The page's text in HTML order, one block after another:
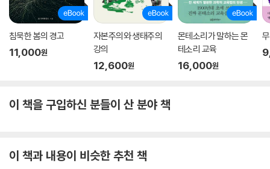
침묵한 봄의 경고
11,000원
자본주의와 생태주의
강의
12,600원
몬테소리가 말하는 몬
테소리 교육
16,000원
이 책을 구입하신 분들이 산 분야 책
이 책과 내용이 비슷한 추천 책